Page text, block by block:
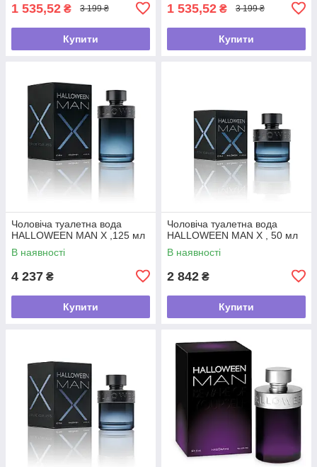
1 535,52 ₴ 3 199 ₴
Купити
1 535,52 ₴ 3 199 ₴
Купити
Чоловіча туалетна вода
HALLOWEEN MAN X ,125 мл
В наявності
4 237 ₴
Купити
Чоловіча туалетна вода
HALLOWEEN MAN X , 50 мл
В наявності
2 842 ₴
Купити